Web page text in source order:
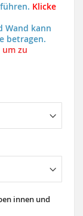
Klicke
Wand kann
betragen.
um zu
innen und